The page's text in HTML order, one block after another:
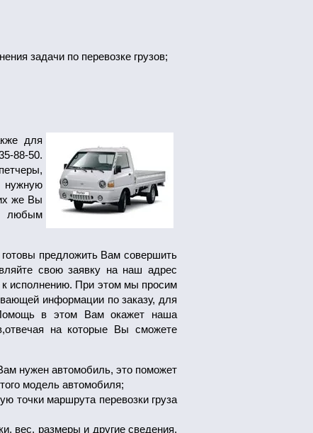
задачи по перевозке грузов;
для
88-50.
же Вы
любым
предложить Вам совершить
свою заявку на наш адрес
к исполнению. При этом мы просим
информации по заказу, для
в этом Вам окажет наша
на которые Вы сможете
нужен автомобиль, это поможет
модель автомобиля;
точки маршрута перевозки груза
вес, размеры и другие сведения,